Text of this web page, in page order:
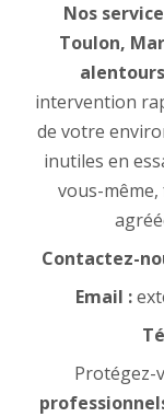
Nos
Toulon,
alentours
intervention
de votre
inutiles en
vous-
Contactez-
Email :
Protégez-